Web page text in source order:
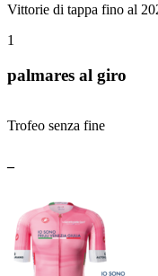
Vittorie di tappa fino al
1
palmares al giro
Trofeo senza fine